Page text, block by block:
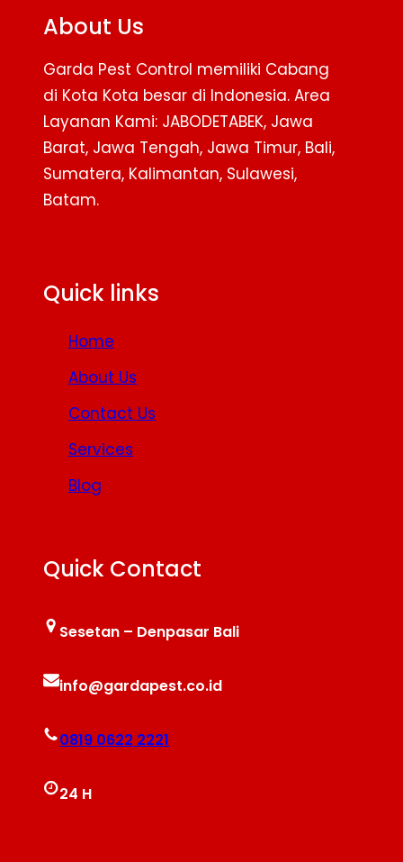
About Us
Garda Pest Control memiliki Cabang
di Kota Kota besar di Indonesia. Area
Layanan Kami: JABODETABEK, Jawa
Barat, Jawa Tengah, Jawa Timur, Bali,
Sumatera, Kalimantan, Sulawesi,
Batam.
Quick links
Home
About Us
Contact Us
Services
Blog
Quick Contact
Sesetan – Denpasar Bali
info@gardapest.co.id
0819 0622 2221
24 H